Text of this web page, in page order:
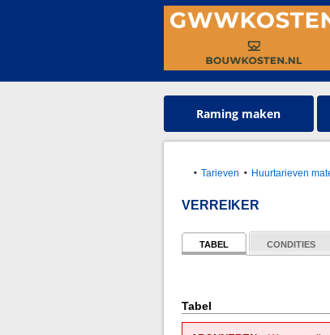
Raming maken
Tarieven Huurtarieven
VERREIKER
TABEL CONDITIES
Tabel